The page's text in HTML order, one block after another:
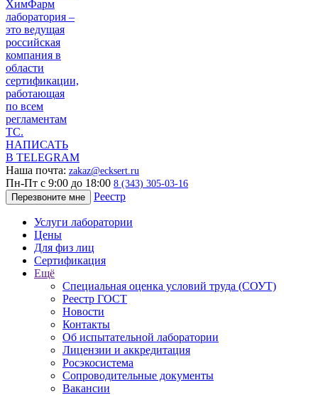
НАПИСАТЬ
В TELEGRAM
Наша почта: zakaz@ecksert.ru
Пн-Пт с 9:00 до 18:00 8 (343) 305-03-16
Перезвоните мне
Реестр
Услуги лаборатории
Цены
Для физ лиц
Сертификация
Ещё
Специальная оценка условий труда (СОУТ)
Реестр ГОСТ
Новости
Контакты
Об испытательной лаборатории
Лицензии и аккредитация
Росэкосистема
Сопроводительные документы
Вакансии